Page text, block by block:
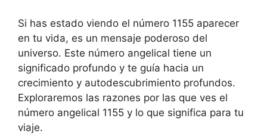
Si has estado viendo el número 1155 aparecer
en tu vida, es un mensaje poderoso del
universo. Este número angelical tiene un
significado profundo y te guía hacia un
crecimiento y autodescubrimiento profundos.
Exploraremos las razones por las que ves el
número angelical 1155 y lo que significa para tu
viaje.